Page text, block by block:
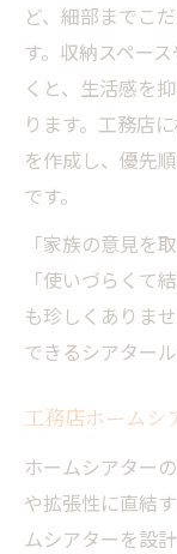
ど、細部までこ
す。収納スペー
くと、生活感を
ります。工務店
を作成し、優先
です。
「家族の意見を
「使いづらくて
も珍しくありま
できるシアター
工務店ホームシ
ホームシアター
や拡張性に直結
ムシアターを設